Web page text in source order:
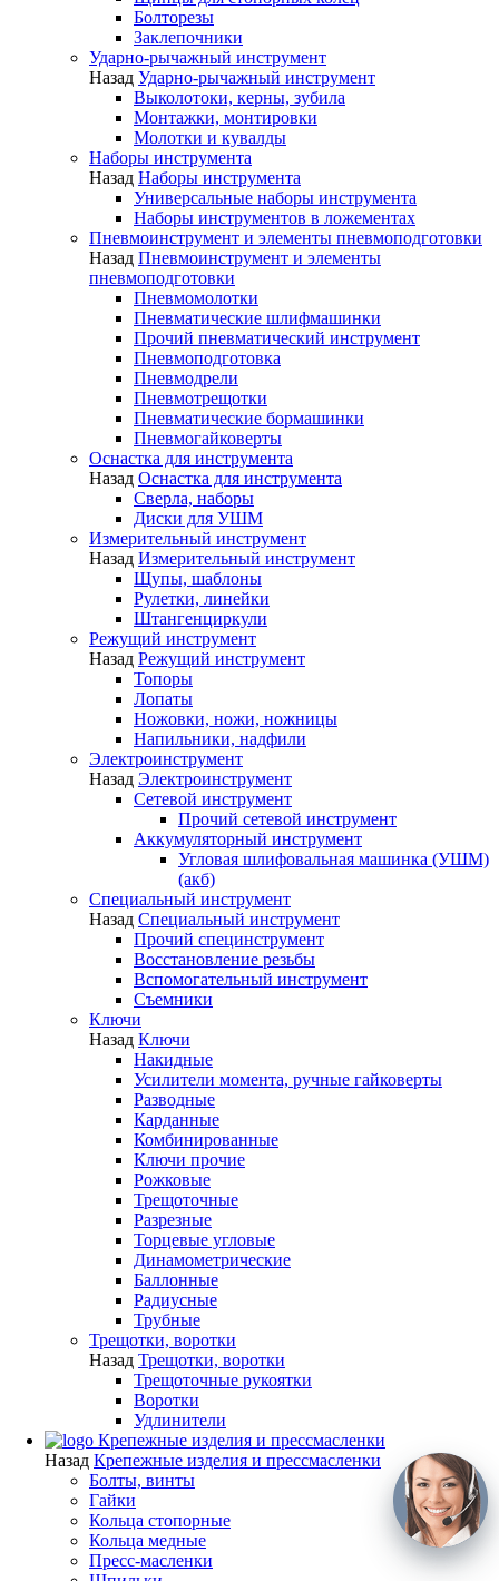
Болторезы
Заклепочники
Ударно-рычажный инструмент
Назад Ударно-рычажный инструмент
Выколотоки, керны, зубила
Монтажки, монтировки
Молотки и кувалды
Наборы инструмента
Назад Наборы инструмента
Универсальные наборы инструмента
Наборы инструментов в ложементах
Пневмоинструмент и элементы пневмоподготовки
Назад Пневмоинструмент и элементы
пневмоподготовки
Пневмомолотки
Пневматические шлифмашинки
Прочий пневматический инструмент
Пневмоподготовка
Пневмодрели
Пневмотрещотки
Пневматические бормашинки
Пневмогайковерты
Оснастка для инструмента
Назад Оснастка для инструмента
Сверла, наборы
Диски для УШМ
Измерительный инструмент
Назад Измерительный инструмент
Щупы, шаблоны
Рулетки, линейки
Штангенциркули
Режущий инструмент
Назад Режущий инструмент
Топоры
Лопаты
Ножовки, ножи, ножницы
Напильники, надфили
Электроинструмент
Назад Электроинструмент
Сетевой инструмент
Прочий сетевой инструмент
Аккумуляторный инструмент
Угловая шлифовальная машинка (УШМ)
(акб)
Специальный инструмент
Назад Специальный инструмент
Прочий специнструмент
Восстановление резьбы
Вспомогательный инструмент
Съемники
Ключи
Назад Ключи
Накидные
Усилители момента, ручные гайковерты
Разводные
Карданные
Комбинированные
Ключи прочие
Рожковые
Трещоточные
Разрезные
Торцевые угловые
Динамометрические
Баллонные
Радиусные
Трубные
Трещотки, воротки
Назад Трещотки, воротки
Трещоточные рукоятки
Воротки
Удлинители
Крепежные изделия и прессмасленки
Назад Крепежные изделия и прессмасленки
Болты, винты
Гайки
Кольца стопорные
Кольца медные
Пресс-масленки